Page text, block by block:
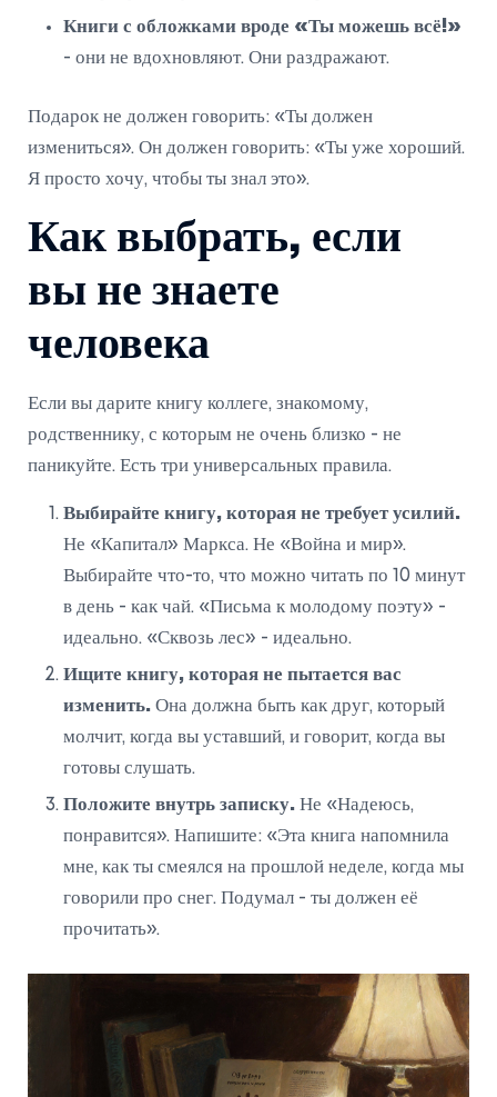
Книги с обложками вроде «Ты можешь всё!»
- они не вдохновляют. Они раздражают.
Подарок не должен говорить: «Ты должен
измениться». Он должен говорить: «Ты уже хороший.
Я просто хочу, чтобы ты знал это».
Как выбрать, если
вы не знаете
человека
Если вы дарите книгу коллеге, знакомому,
родственнику, с которым не очень близко - не
паникуйте. Есть три универсальных правила.
Выбирайте книгу, которая не требует усилий.
Не «Капитал» Маркса. Не «Война и мир».
Выбирайте что-то, что можно читать по 10 минут
в день - как чай. «Письма к молодому поэту» -
идеально. «Сквозь лес» - идеально.
Ищите книгу, которая не пытается вас
изменить. Она должна быть как друг, который
молчит, когда вы уставший, и говорит, когда вы
готовы слушать.
Положите внутрь записку. Не «Надеюсь,
понравится». Напишите: «Эта книга напомнила
мне, как ты смеялся на прошлой неделе, когда мы
говорили про снег. Подумал - ты должен её
прочитать».